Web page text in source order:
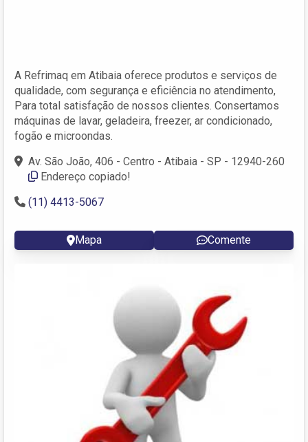
A Refrimaq em Atibaia oferece produtos e serviços de
qualidade, com segurança e eficiência no atendimento,
Para total satisfação de nossos clientes. Consertamos
máquinas de lavar, geladeira, freezer, ar condicionado,
fogão e microondas.
Av. São João, 406 - Centro - Atibaia - SP - 12940-260
Endereço copiado!
(11) 4413-5067
Mapa Comente